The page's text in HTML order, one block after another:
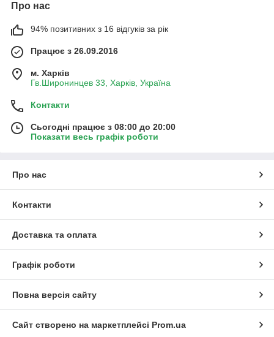
промисел в будь-який час доби. Крім того, навіть вдень в
глибини різко знижують умови видимості. Що тоді говорити
Про нас
94% позитивних з 16 відгуків за рік
Працює з 26.09.2016
м. Харків
Гв.Широнинцев 33, Харків, Україна
Контакти
Сьогодні працює з 08:00 до 20:00
Показати весь графік роботи
Про нас
Контакти
Доставка та оплата
Графік роботи
Повна версія сайту
Сайт створено на маркетплейсі Prom.ua